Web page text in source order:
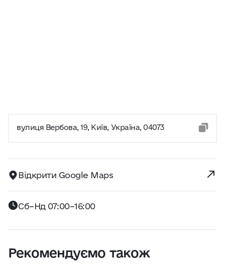
вулиця Вербова, 19, Київ, Україна, 04073
Відкрити Google Maps
Сб–Нд 07:00–16:00
Рекомендуємо також